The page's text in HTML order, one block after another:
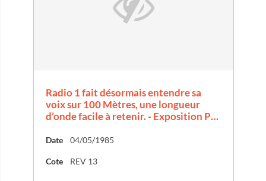
Radio 1 fait désormais entendre sa
voix sur 100 Mètres, une longueur
d’onde facile à retenir. - Exposition P…
Date 04/05/1985
Cote REV 13